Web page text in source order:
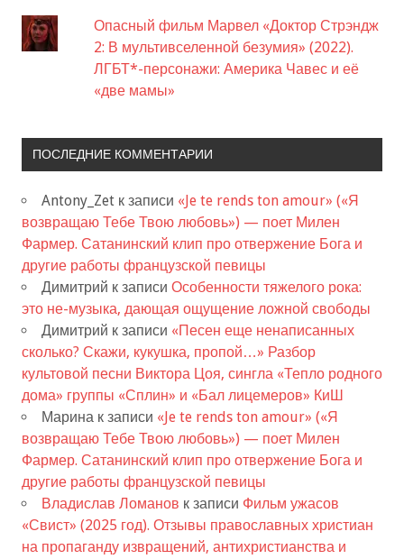
Опасный фильм Марвел «Доктор Стрэндж
2: В мультивселенной безумия» (2022).
ЛГБТ*-персонажи: Америка Чавес и её
«две мамы»
ПОСЛЕДНИЕ КОММЕНТАРИИ
Antony_Zet к записи «Je te rends ton amour» («Я
возвращаю Тебе Твою любовь») — поет Милен
Фармер. Сатанинский клип про отвержение Бога и
другие работы французской певицы
Димитрий к записи Особенности тяжелого рока:
это не-музыка, дающая ощущение ложной свободы
Димитрий к записи «Песен еще ненаписанных
сколько? Скажи, кукушка, пропой…» Разбор
культовой песни Виктора Цоя, сингла «Тепло родного
дома» группы «Сплин» и «Бал лицемеров» КиШ
Марина к записи «Je te rends ton amour» («Я
возвращаю Тебе Твою любовь») — поет Милен
Фармер. Сатанинский клип про отвержение Бога и
другие работы французской певицы
Владислав Ломанов к записи Фильм ужасов
«Свист» (2025 год). Отзывы православных христиан
на пропаганду извращений, антихристианства и